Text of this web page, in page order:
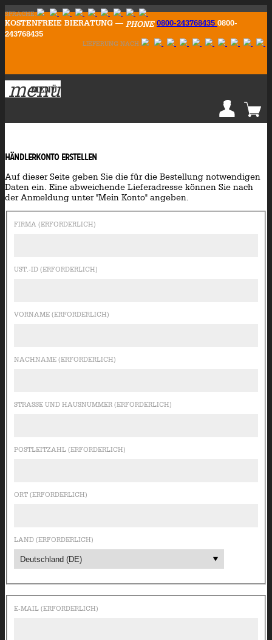
SPRACHE:
KOSTENFREIE BIERATUNG — PHONE 0800-243768435 0800-
243768435
menu
MENÜ
Händlerkonto erstellen
Auf dieser Seite geben Sie die für die Bestellung notwendigen
Daten ein. Eine abweichende Lieferadresse können Sie nach
der Anmeldung unter "Mein Konto" angeben.
FIRMA (ERFORDERLICH)
UST.-ID (ERFORDERLICH)
VORNAME (ERFORDERLICH)
NACHNAME (ERFORDERLICH)
STRASSE UND HAUSNUMMER (ERFORDERLICH)
POSTLEITZAHL (ERFORDERLICH)
ORT (ERFORDERLICH)
LAND (ERFORDERLICH)
E-MAIL (ERFORDERLICH)